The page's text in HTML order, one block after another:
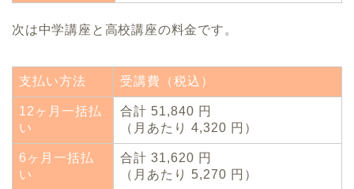
次は中学講座と高校講座の料金です。
支払い方法 受講費（税込）
12ヶ月一括払
い
合計 51,840 円
（月あたり 4,320 円）
6ヶ月一括払
い
合計 31,620 円
（月あたり 5,270 円）